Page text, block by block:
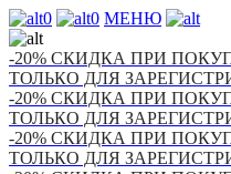
0 0 МЕНЮ
-20% СКИДКА ПРИ
ТОЛЬКО ДЛЯ
-20% СКИДКА ПРИ
ТОЛЬКО ДЛЯ
-20% СКИДКА ПРИ
ТОЛЬКО ДЛЯ